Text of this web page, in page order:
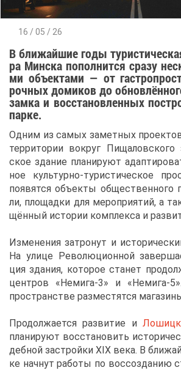
16 / 05 / 26
В бли­жай­шие го­ды
ра Мин­ска по­пол­нит­ся сра­зу
ми объ­ек­та­ми — от
роч­ных до­ми­ков до
зам­ка и вос­ста­нов­лен­ных
пар­ке.
Од­ним из са­мых за­мет­ных
тер­ри­то­рии во­круг
ское зда­ние пла­ни­ру­ют
ное куль­тур­но-ту­ри­сти­че­ское
по­явят­ся объ­ек­ты об­ще­ствен­но­го
ли, пло­щад­ки для ме­ро­при­я­тий, а
щён­ный ис­то­рии ком­плек­са и
Из­ме­не­ния за­тро­нут и
На ули­це Ре­во­лю­ци­он­ной
ция зда­ния, ко­то­рое ста­нет
цен­тров «Неми­га-3» и «Неми­га-
про­стран­стве раз­ме­стят­ся
Про­дол­жа­ет­ся раз­ви­тие и
пла­ни­ру­ют вос­ста­но­вить
деб­ной за­строй­ки XIX ве­ка. В
ке нач­нут ра­бо­ты по вос­со­зда­нию